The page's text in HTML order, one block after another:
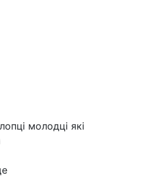
молодці які